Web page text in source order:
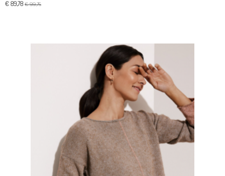
€ 89,78 € 99,75